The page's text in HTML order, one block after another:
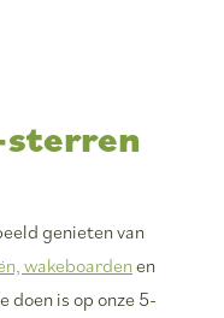
genieten van
wakeboardenen
doen is op onze 5-